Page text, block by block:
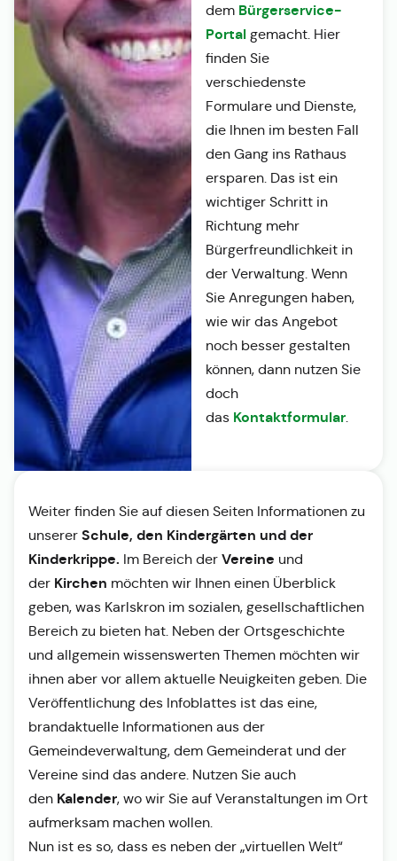
dem Bürgerservice-
Portalgemacht. Hier
finden Sie
verschiedenste
Formulare und Dienste,
die Ihnen im besten Fall
den Gang ins Rathaus
ersparen. Das ist ein
wichtiger Schritt in
Richtung mehr
Bürgerfreundlichkeit in
der Verwaltung. Wenn
Sie Anregungen haben,
wie wir das Angebot
noch besser gestalten
können, dann nutzen Sie
doch
das Kontaktformular.
Weiter finden Sie auf diesen Seiten Informationen zu
unserer Schule, den Kindergärten und der
Kinderkrippe. Im Bereich der Vereine und
der Kirchen möchten wir Ihnen einen Überblick
geben, was Karlskron im sozialen, gesellschaftlichen
Bereich zu bieten hat. Neben der Ortsgeschichte
und allgemein wissenswerten Themen möchten wir
ihnen aber vor allem aktuelle Neuigkeiten geben. Die
Veröffentlichung des Infoblattes ist das eine,
brandaktuelle Informationen aus der
Gemeindeverwaltung, dem Gemeinderat und der
Vereine sind das andere. Nutzen Sie auch
den Kalender, wo wir Sie auf Veranstaltungen im Ort
aufmerksam machen wollen.
Nun ist es so, dass es neben der „virtuellen Welt“